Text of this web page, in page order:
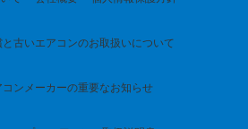
と古いエアコンのお取扱いについて
コンメーカーの重要なお知らせ